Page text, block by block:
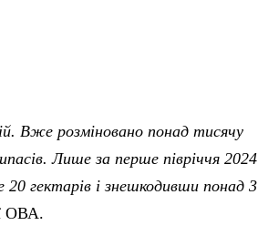
Вже розміновано понад тисячу
Лише за перше півріччя 2024
20 гектарів і знешкодивши понад 3
ОВА.